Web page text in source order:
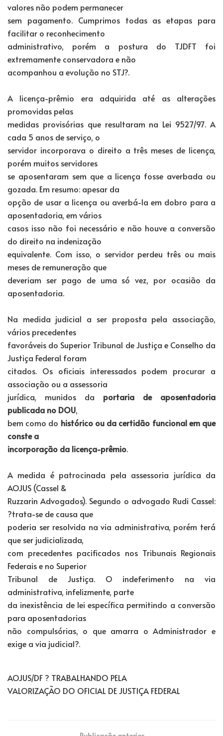
valores não podem permanecer
sem pagamento. Cumprimos todas as etapas para
facilitar o reconhecimento
administrativo, porém a postura do TJDFT foi
extremamente conservadora e não
acompanhou a evolução no STJ?.
A licença-prêmio era adquirida até as alterações
promovidas pelas
medidas provisórias que resultaram na Lei 9527/97. A
cada 5 anos de serviço, o
servidor incorporava o direito a três meses de licença,
porém muitos servidores
se aposentaram sem que a licença fosse averbada ou
gozada. Em resumo: apesar da
opção de usar a licença ou averbá-la em dobro para a
aposentadoria, em vários
casos isso não foi necessário e não houve a conversão
do direito na indenização
equivalente. Com isso, o servidor perdeu três ou mais
meses de remuneração que
deveriam ser pago de uma só vez, por ocasião da
aposentadoria.
Na medida judicial a ser proposta pela associação,
vários precedentes
favoráveis do Superior Tribunal de Justiça e Conselho da
Justiça Federal foram
citados. Os oficiais interessados podem procurar a
associação ou a assessoria
jurídica, munidos da portaria de aposentadoria
publicada no DOU,
bem como do histórico ou da certidão funcional em que
conste a
incorporação da licença-prêmio.
A medida é patrocinada pela assessoria jurídica da
AOJUS (Cassel &
Ruzzarin Advogados). Segundo o advogado Rudi Cassel:
?trata-se de causa que
poderia ser resolvida na via administrativa, porém terá
que ser judicializada,
com precedentes pacificados nos Tribunais Regionais
Federais e no Superior
Tribunal de Justiça. O indeferimento na via
administrativa, infelizmente, parte
da inexistência de lei específica permitindo a conversão
para aposentadorias
não compulsórias, o que amarra o Administrador e
exige a via judicial?.
AOJUS/DF ? TRABALHANDO PELA
VALORIZAÇÃO DO OFICIAL DE JUSTIÇA FEDERAL